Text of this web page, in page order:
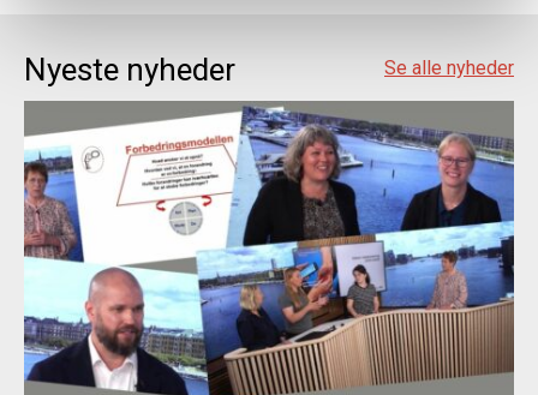
Nyeste nyheder Se alle nyheder